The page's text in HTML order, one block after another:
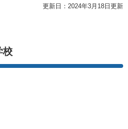
更新日：2024年3月18日更新
校